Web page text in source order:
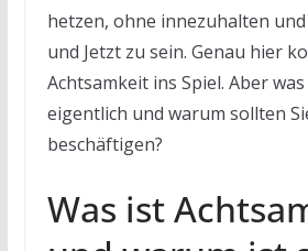
hetzen, ohne innezuhalten
und Jetzt zu sein. Genau hier
Achtsamkeit ins Spiel. Aber
eigentlich und warum sollten
beschäftigen?
Was ist